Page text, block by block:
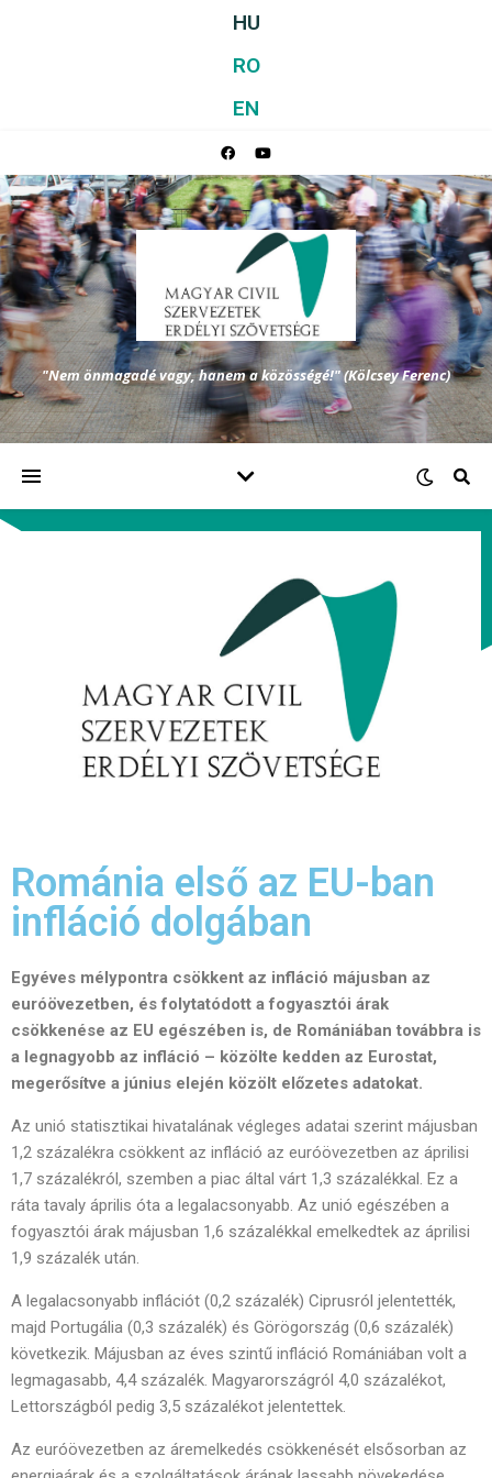
HU
RO
EN
"Nem önmagadé vagy, hanem a közösségé!" (Kölcsey Ferenc)
Románia első az EU-ban
infláció dolgában
Egyéves mélypontra csökkent az infláció májusban az
euróövezetben, és folytatódott a fogyasztói árak
csökkenése az EU egészében is, de Romániában továbbra is
a legnagyobb az infláció – közölte kedden az Eurostat,
megerősítve a június elején közölt előzetes adatokat.
Az unió statisztikai hivatalának végleges adatai szerint májusban
1,2 százalékra csökkent az infláció az euróövezetben az áprilisi
1,7 százalékról, szemben a piac által várt 1,3 százalékkal. Ez a
ráta tavaly április óta a legalacsonyabb. Az unió egészében a
fogyasztói árak májusban 1,6 százalékkal emelkedtek az áprilisi
1,9 százalék után.
A legalacsonyabb inflációt (0,2 százalék) Ciprusról jelentették,
majd Portugália (0,3 százalék) és Görögország (0,6 százalék)
következik. Májusban az éves szintű infláció Romániában volt a
legmagasabb, 4,4 százalék. Magyarországról 4,0 százalékot,
Lettországból pedig 3,5 százalékot jelentettek.
Az euróövezetben az áremelkedés csökkenését elsősorban az